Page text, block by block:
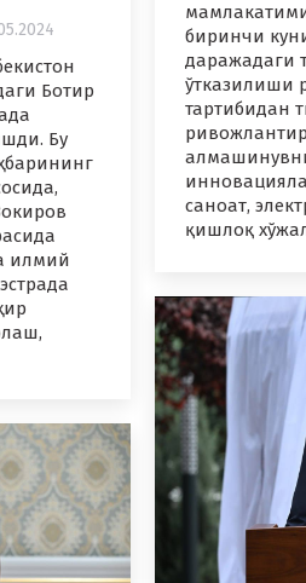
биринчи
даражадаги
ўтказилиши
тартибидан
саноат,
қишлоқ
Ботир
Бу
илмий